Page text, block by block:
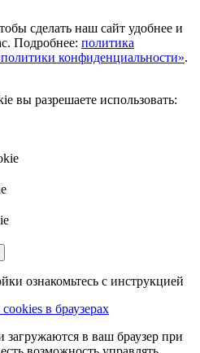
сделать наш сайт удобнее и
Подробнее: политика
конфиденциальности».
вы разрешаете использовать:
ознакомьтесь с инструкцией
в браузерах
в ваш браузер при